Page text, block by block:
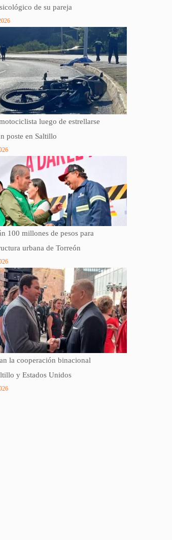
de su pareja
luego de estrellarse
poste en Saltillo
100 millones de pesos para
urbana de Torreón
la cooperación binacional
y Estados Unidos